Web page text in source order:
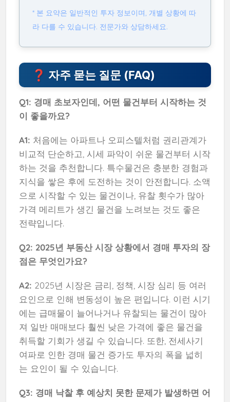
* 본 요약은 일반적인 투자 정보이며, 개별 상황에 따
라 다를 수 있습니다. 전문가와 상담하세요.
❓ 자주 묻는 질문 (FAQ)
Q1: 경매 초보자인데, 어떤 물건부터 시작하는 것
이 좋을까요?
A1: 처음에는 아파트나 오피스텔처럼 권리관계가
비교적 단순하고, 시세 파악이 쉬운 물건부터 시작
하는 것을 추천합니다. 특수물건은 충분한 경험과
지식을 쌓은 후에 도전하는 것이 안전합니다. 소액
으로 시작할 수 있는 물건이나, 유찰 횟수가 많아
가격 메리트가 생긴 물건을 노려보는 것도 좋은
전략입니다.
Q2: 2025년 부동산 시장 상황에서 경매 투자의 장
점은 무엇인가요?
A2: 2025년 시장은 금리, 정책, 시장 심리 등 여러
요인으로 인해 변동성이 높은 편입니다. 이런 시기
에는 급매물이 늘어나거나 유찰되는 물건이 많아
져 일반 매매보다 훨씬 낮은 가격에 좋은 물건을
취득할 기회가 생길 수 있습니다. 또한, 전세사기
여파로 인한 경매 물건 증가도 투자의 폭을 넓히
는 요인이 될 수 있습니다.
Q3: 경매 낙찰 후 예상치 못한 문제가 발생하면 어